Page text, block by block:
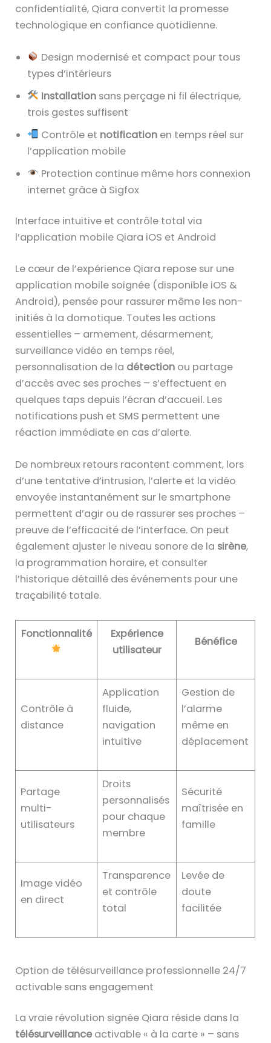
confidentialité, Qiara convertit la promesse
technologique en confiance quotidienne.
Design modernisé et compact pour tous
types d’intérieurs
Installationsans perçage ni fil électrique,
trois gestes suffisent
Contrôle et notificationen temps réel sur
l’application mobile
Protection continue même hors connexion
internet grâce à Sigfox
Interface intuitive et contrôle total via
l’application mobile Qiara iOS et Android
Le cœur de l’expérience Qiara repose sur une
application mobile soignée (disponible iOS &
Android), pensée pour rassurer même les non-
initiés à la domotique. Toutes les actions
essentielles – armement, désarmement,
surveillance vidéo en temps réel,
personnalisation de la détection ou partage
d’accès avec ses proches – s’effectuent en
quelques taps depuis l’écran d’accueil. Les
notifications push et SMS permettent une
réaction immédiate en cas d’alerte.
De nombreux retours racontent comment, lors
d’une tentative d’intrusion, l’alerte et la vidéo
envoyée instantanément sur le smartphone
permettent d’agir ou de rassurer ses proches –
preuve de l’efficacité de l’interface. On peut
également ajuster le niveau sonore de la sirène,
la programmation horaire, et consulter
l’historique détaillé des événements pour une
traçabilité totale.
Fonctionnalité
Expérience
utilisateur
Bénéfice
Contrôle à
distance
Application
fluide,
navigation
intuitive
Gestion de
l’alarme
même en
déplacement
Partage
multi-
utilisateurs
Droits
personnalisés
pour chaque
membre
Sécurité
maîtrisée en
famille
Image vidéo
en direct
Transparence
et contrôle
total
Levée de
doute
facilitée
Option de télésurveillance professionnelle 24/7
activable sans engagement
La vraie révolution signée Qiara réside dans la
télésurveillance activable « à la carte » – sans